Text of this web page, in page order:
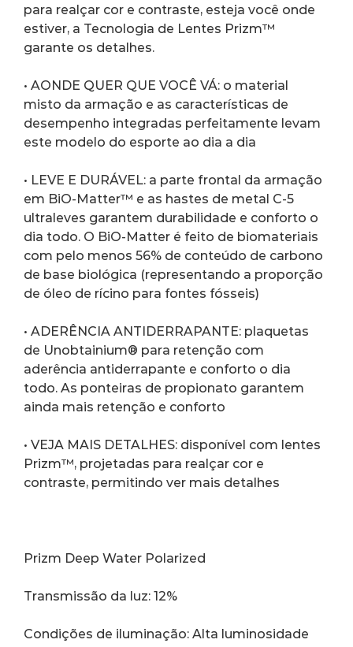
para realçar cor e contraste, esteja você onde
estiver, a Tecnologia de Lentes Prizm™
garante os detalhes.
• AONDE QUER QUE VOCÊ VÁ: o material
misto da armação e as características de
desempenho integradas perfeitamente levam
este modelo do esporte ao dia a dia
• LEVE E DURÁVEL: a parte frontal da armação
em BiO-Matter™ e as hastes de metal C-5
ultraleves garantem durabilidade e conforto o
dia todo. O BiO-Matter é feito de biomateriais
com pelo menos 56% de conteúdo de carbono
de base biológica (representando a proporção
de óleo de rícino para fontes fósseis)
• ADERÊNCIA ANTIDERRAPANTE: plaquetas
de Unobtainium® para retenção com
aderência antiderrapante e conforto o dia
todo. As ponteiras de propionato garantem
ainda mais retenção e conforto
• VEJA MAIS DETALHES: disponível com lentes
Prizm™, projetadas para realçar cor e
contraste, permitindo ver mais detalhes
Prizm Deep Water Polarized
Transmissão da luz: 12%
Condições de iluminação: Alta luminosidade